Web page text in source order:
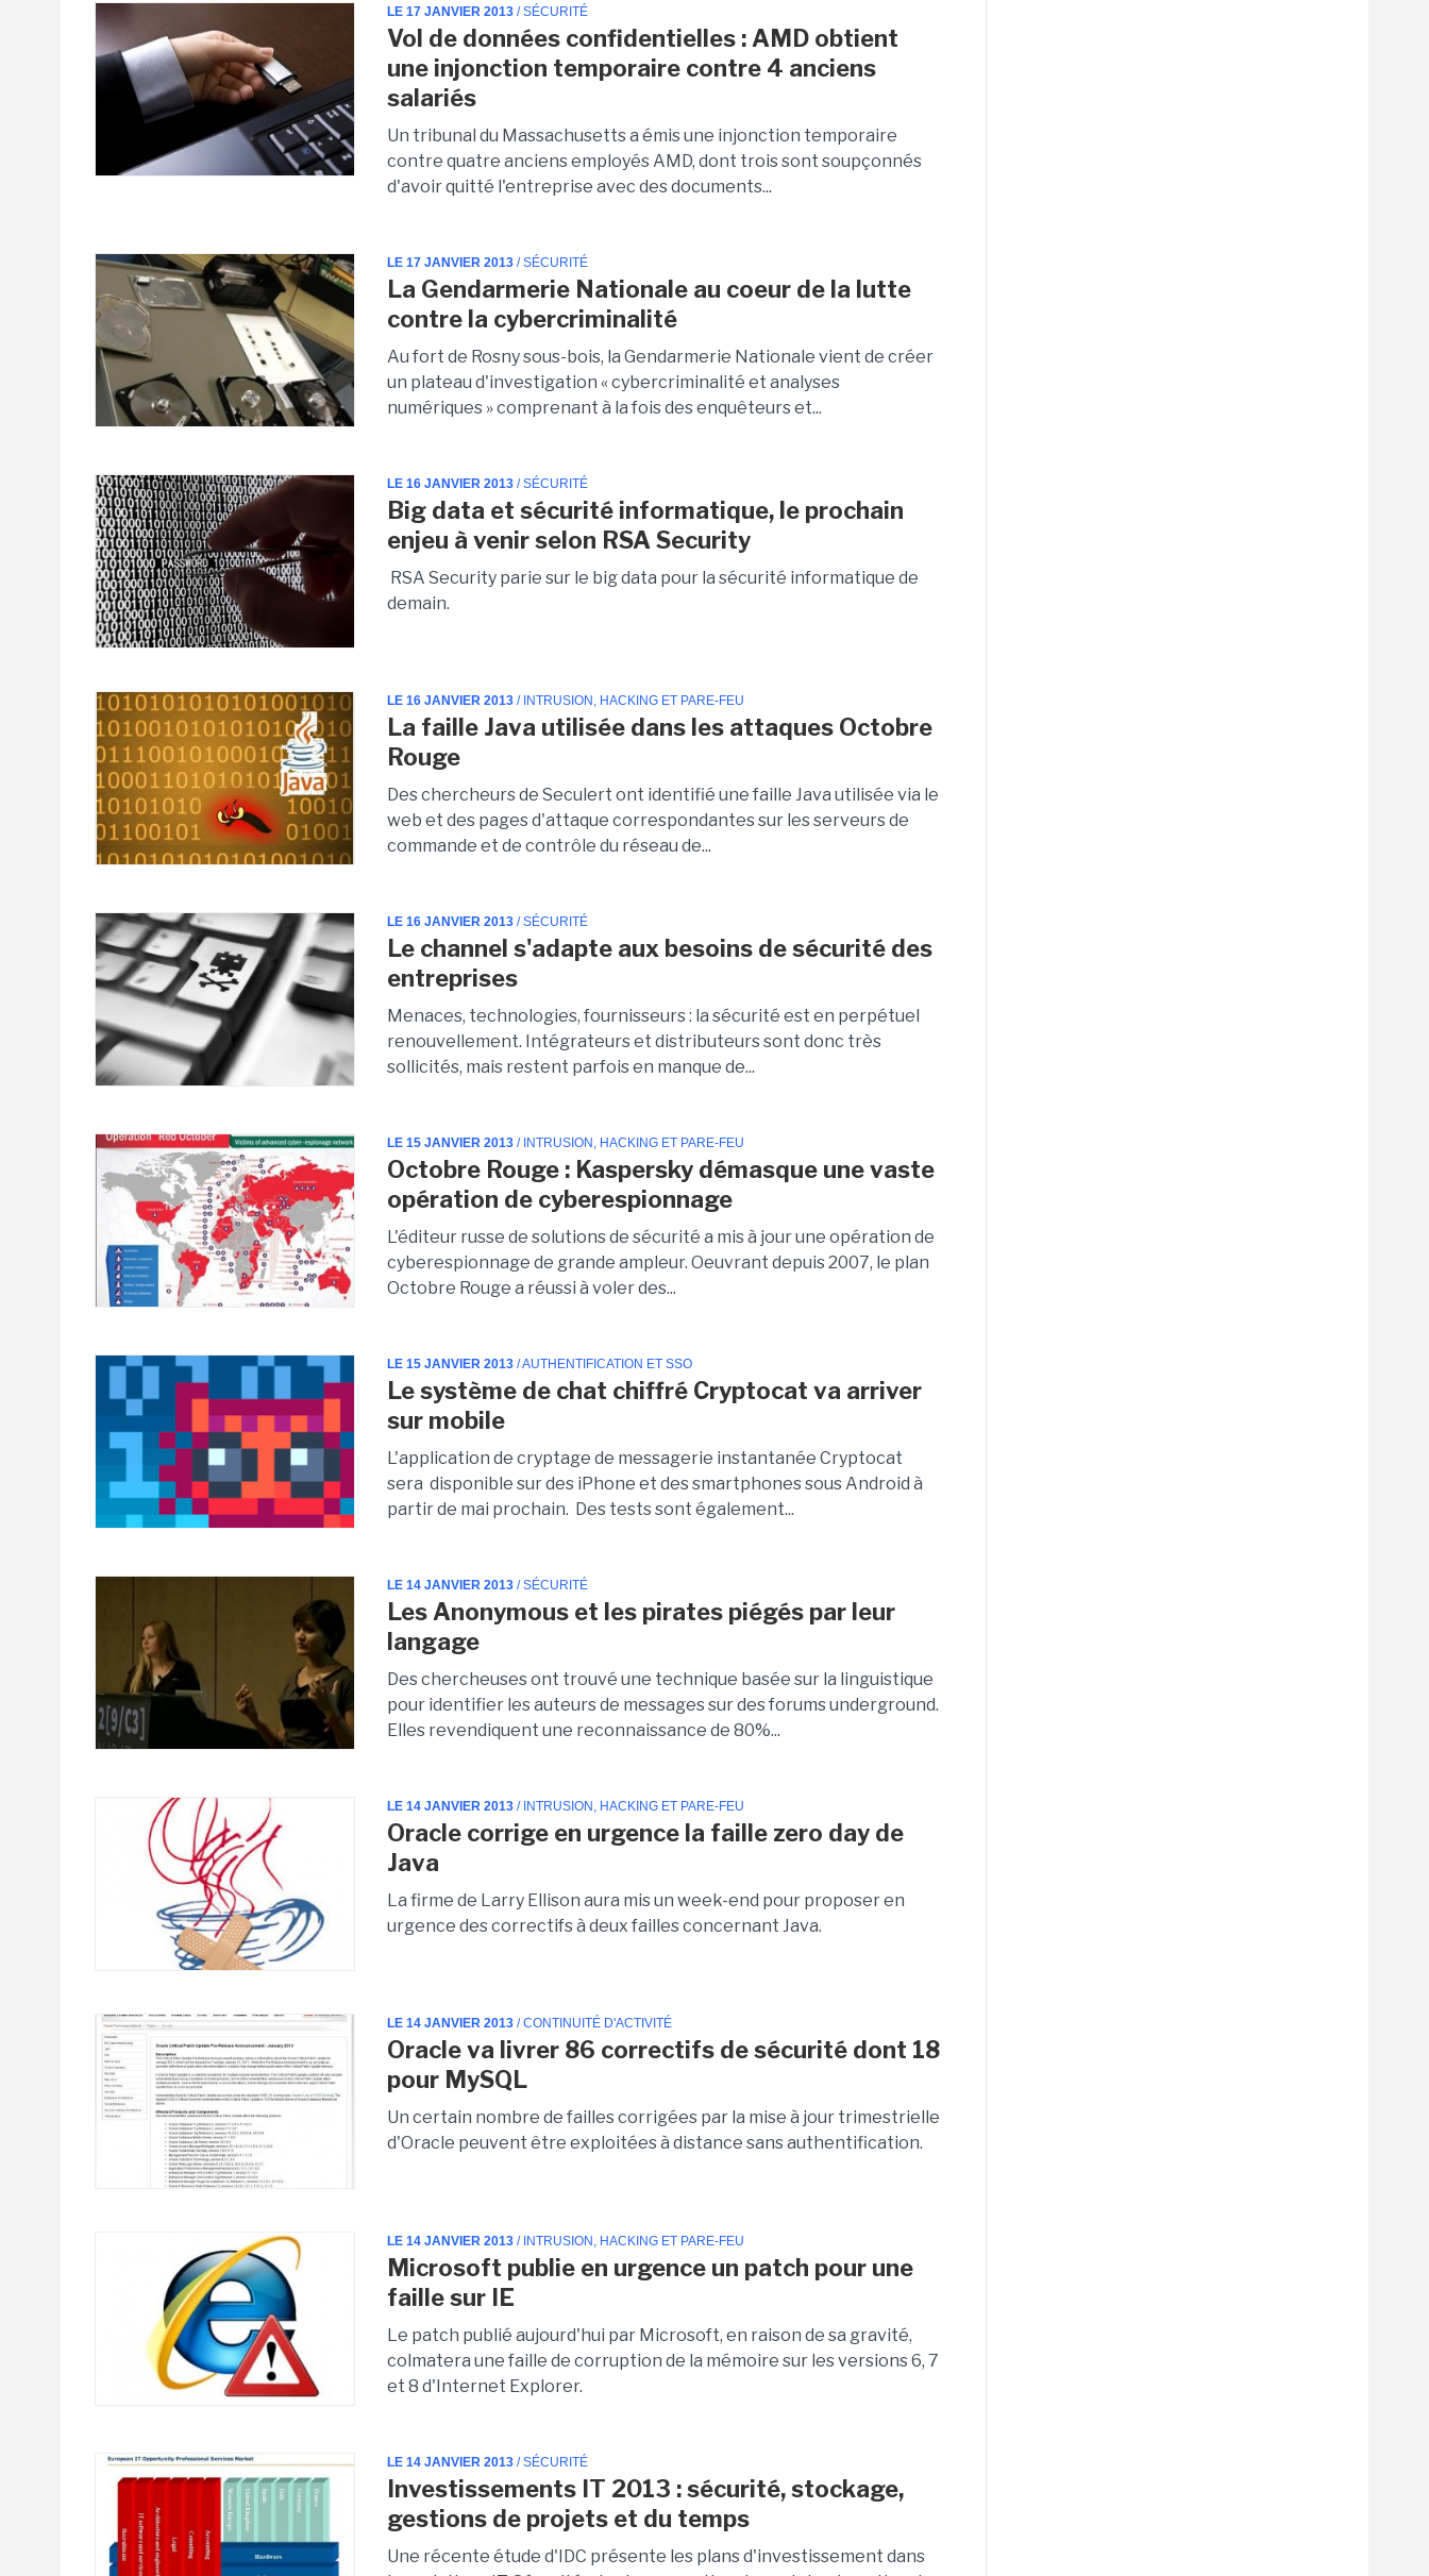
LE 17 JANVIER 2013 / SÉCURITÉ
Vol de données confidentielles : AMD obtient
une injonction temporaire contre 4 anciens
salariés
Un tribunal du Massachusetts a émis une injonction temporaire
contre quatre anciens employés AMD, dont trois sont soupçonnés
d'avoir quitté l'entreprise avec des documents...
LE 17 JANVIER 2013 / SÉCURITÉ
La Gendarmerie Nationale au coeur de la lutte
contre la cybercriminalité
Au fort de Rosny sous-bois, la Gendarmerie Nationale vient de créer
un plateau d'investigation « cybercriminalité et analyses
numériques » comprenant à la fois des enquêteurs et...
LE 16 JANVIER 2013 / SÉCURITÉ
Big data et sécurité informatique, le prochain
enjeu à venir selon RSA Security
RSA Security parie sur le big data pour la sécurité informatique de
demain.
LE 16 JANVIER 2013 / INTRUSION, HACKING ET PARE-FEU
La faille Java utilisée dans les attaques Octobre
Rouge
Des chercheurs de Seculert ont identifié une faille Java utilisée via le
web et des pages d'attaque correspondantes sur les serveurs de
commande et de contrôle du réseau de...
LE 16 JANVIER 2013 / SÉCURITÉ
Le channel s'adapte aux besoins de sécurité des
entreprises
Menaces, technologies, fournisseurs : la sécurité est en perpétuel
renouvellement. Intégrateurs et distributeurs sont donc très
sollicités, mais restent parfois en manque de...
LE 15 JANVIER 2013 / INTRUSION, HACKING ET PARE-FEU
Octobre Rouge : Kaspersky démasque une vaste
opération de cyberespionnage
L'éditeur russe de solutions de sécurité a mis à jour une opération de
cyberespionnage de grande ampleur. Oeuvrant depuis 2007, le plan
Octobre Rouge a réussi à voler des...
LE 15 JANVIER 2013 / AUTHENTIFICATION ET SSO
Le système de chat chiffré Cryptocat va arriver
sur mobile
L'application de cryptage de messagerie instantanée Cryptocat
sera disponible sur des iPhone et des smartphones sous Android à
partir de mai prochain. Des tests sont également...
LE 14 JANVIER 2013 / SÉCURITÉ
Les Anonymous et les pirates piégés par leur
langage
Des chercheuses ont trouvé une technique basée sur la linguistique
pour identifier les auteurs de messages sur des forums underground.
Elles revendiquent une reconnaissance de 80%...
LE 14 JANVIER 2013 / INTRUSION, HACKING ET PARE-FEU
Oracle corrige en urgence la faille zero day de
Java
La firme de Larry Ellison aura mis un week-end pour proposer en
urgence des correctifs à deux failles concernant Java.
LE 14 JANVIER 2013 / CONTINUITÉ D'ACTIVITÉ
Oracle va livrer 86 correctifs de sécurité dont 18
pour MySQL
Un certain nombre de failles corrigées par la mise à jour trimestrielle
d'Oracle peuvent être exploitées à distance sans authentification.
LE 14 JANVIER 2013 / INTRUSION, HACKING ET PARE-FEU
Microsoft publie en urgence un patch pour une
faille sur IE
Le patch publié aujourd'hui par Microsoft, en raison de sa gravité,
colmatera une faille de corruption de la mémoire sur les versions 6, 7
et 8 d'Internet Explorer.
LE 14 JANVIER 2013 / SÉCURITÉ
Investissements IT 2013 : sécurité, stockage,
gestions de projets et du temps
Une récente étude d'IDC présente les plans d'investissement dans